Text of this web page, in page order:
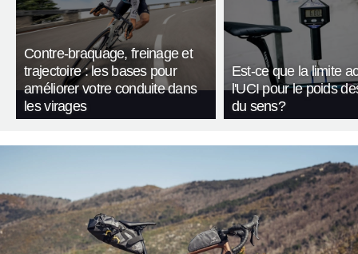
Contre-braquage, freinage et
trajectoire : les bases pour
améliorer votre conduite dans
les virages
Est-ce que la limite
l'UCI pour le poids
du sens?